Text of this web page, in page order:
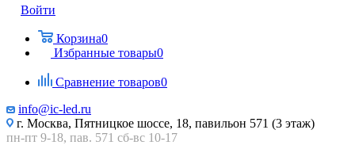
Войти
Корзина0
Избранные товары0
Сравнение товаров0
info@ic-led.ru
г. Москва, Пятницкое шоссе, 18, павильон 571 (3 этаж)
пн-пт 9-18, пав. 571 сб-вс 10-17